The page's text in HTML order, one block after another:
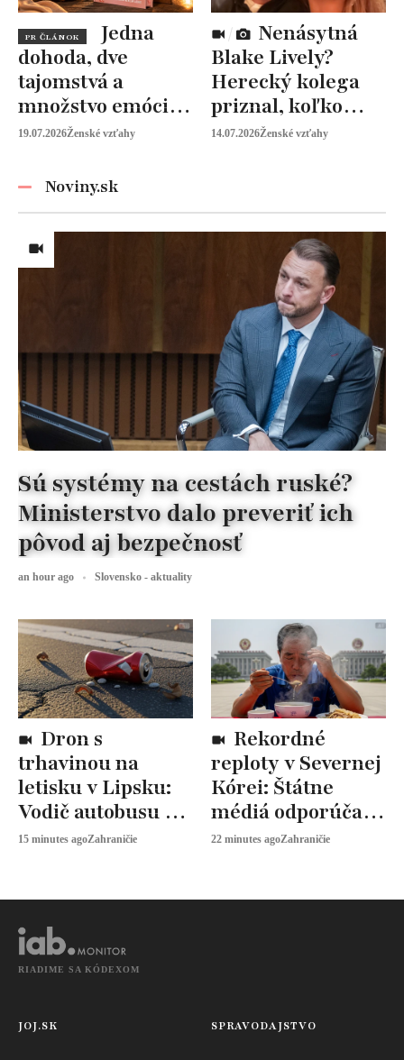
PR ČLÁNOK
dohoda, dve
tajomstvá a
množstvo emócií.
Mia Sheridan a
19.07.2026Ženské vzťahy
Blake Lively?
Herecký kolega
priznal, koľko
peňazí od neho
14.07.2026Ženské vzťahy
Noviny.sk
trhavinou na
letisku v Lipsku:
Vodič autobusu ho
zneškodnil
15 minutes agoZahraničie
reploty v Severnej
Kórei: Štátne
médiá odporúčajú
ako pomoc
22 minutes agoZahraničie
Sú systémy na cestách ruské?
Ministerstvo dalo preveriť ich
pôvod aj bezpečnosť
an hour ago Slovensko - aktuality
RIADIME SA KÓDEXOM
JOJ.SK SPRAVODAJSTVO